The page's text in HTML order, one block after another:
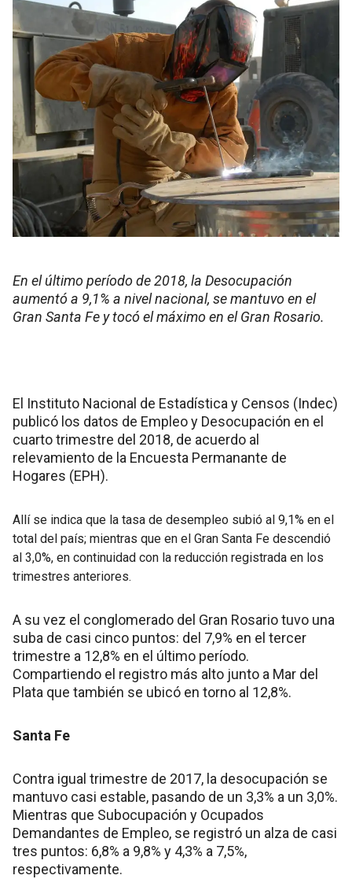
En el último período de 2018, la Desocupación
aumentó a 9,1% a nivel nacional, se mantuvo en el
Gran Santa Fe y tocó el máximo en el Gran Rosario.
El Instituto Nacional de Estadística y Censos (Indec)
publicó los datos de Empleo y Desocupación en el
cuarto trimestre del 2018, de acuerdo al
relevamiento de la Encuesta Permanante de
Hogares (EPH).
Allí se indica que la tasa de desempleo subió al 9,1% en el
total del país; mientras que en el Gran Santa Fe descendió
al 3,0%, en continuidad con la reducción registrada en los
trimestres anteriores.
A su vez el conglomerado del Gran Rosario tuvo una
suba de casi cinco puntos: del 7,9% en el tercer
trimestre a 12,8% en el último período.
Compartiendo el registro más alto junto a Mar del
Plata que también se ubicó en torno al 12,8%.
Santa Fe
Contra igual trimestre de 2017, la desocupación se
mantuvo casi estable, pasando de un 3,3% a un 3,0%.
Mientras que Subocupación y Ocupados
Demandantes de Empleo, se registró un alza de casi
tres puntos: 6,8% a 9,8% y 4,3% a 7,5%,
respectivamente.